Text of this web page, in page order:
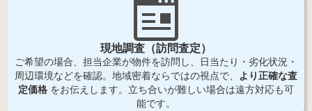
現地調査（訪問査定）
ご希望の場合、担当企業が物件を訪問し、日当たり・劣化状況・
周辺環境などを確認。地域密着ならではの視点で、 より正確な査
定価格 をお伝えします。立ち合いが難しい場合は遠方対応も可
能です。